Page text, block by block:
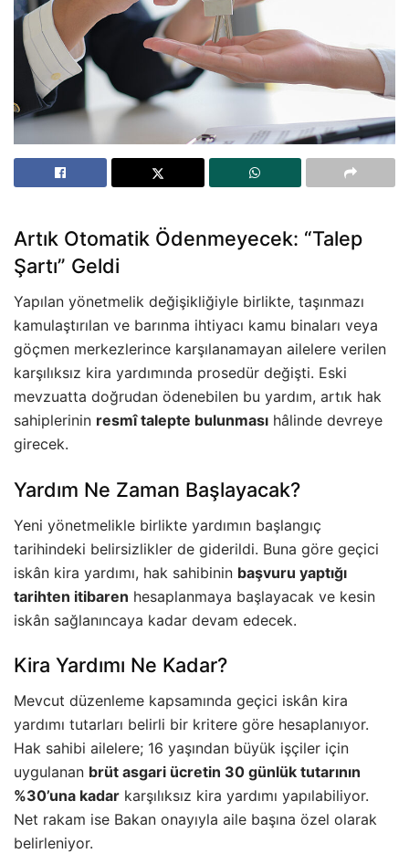
Artık Otomatik Ödenmeyecek: “Talep
Şartı” Geldi
Yapılan yönetmelik değişikliğiyle birlikte, taşınmazı
kamulaştırılan ve barınma ihtiyacı kamu binaları veya
göçmen merkezlerince karşılanamayan ailelere verilen
karşılıksız kira yardımında prosedür değişti. Eski
mevzuatta doğrudan ödenebilen bu yardım, artık hak
sahiplerinin resmî talepte bulunması hâlinde devreye
girecek.
Yardım Ne Zaman Başlayacak?
Yeni yönetmelikle birlikte yardımın başlangıç
tarihindeki belirsizlikler de giderildi. Buna göre geçici
iskân kira yardımı, hak sahibinin başvuru yaptığı
tarihten itibaren hesaplanmaya başlayacak ve kesin
iskân sağlanıncaya kadar devam edecek.
Kira Yardımı Ne Kadar?
Mevcut düzenleme kapsamında geçici iskân kira
yardımı tutarları belirli bir kritere göre hesaplanıyor.
Hak sahibi ailelere; 16 yaşından büyük işçiler için
uygulanan brüt asgari ücretin 30 günlük tutarının
%30’una kadar karşılıksız kira yardımı yapılabiliyor.
Net rakam ise Bakan onayıyla aile başına özel olarak
belirleniyor.